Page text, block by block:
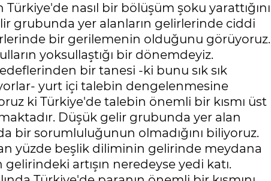
nasıl bir bölüşüm şoku yarattığını
grubunda yer alanların gelirlerinde ciddi
bir gerilemenin olduğunu görüyoruz.
yoksullaştığı bir dönemdeyiz.
bir tanesi -ki bunu sık sık
yurt içi talebin dengelenmesine
ki Türkiye'de talebin önemli bir kısmı üst
Düşük gelir grubunda yer alan
bir sorumluluğunun olmadığını biliyoruz.
yüzde beşlik diliminin gelirinde meydana
artışın neredeyse yedi katı.